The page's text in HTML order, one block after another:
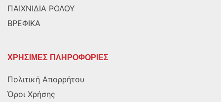
ΠΑΙΧΝΙΔΙΑ ΡΟΛΟΥ
ΒΡΕΦΙΚΑ
ΧΡΗΣΙΜΕΣ ΠΛΗΡΟΦΟΡΙΕΣ
Πολιτική Απορρήτου
Όροι Χρήσης